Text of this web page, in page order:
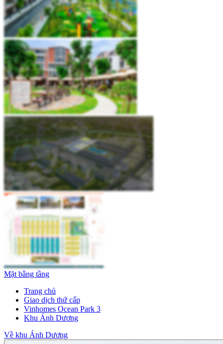
Mặt bằng tầng
Trang chủ
Giao dịch thứ cấp
Vinhomes Ocean Park 3
Khu Ánh Dương
Về khu Ánh Dương